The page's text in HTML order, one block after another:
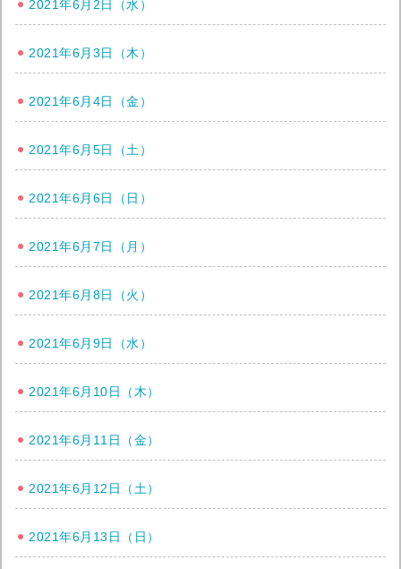
2021年6月2日（水）
2021年6月3日（木）
2021年6月4日（金）
2021年6月5日（土）
2021年6月6日（日）
2021年6月7日（月）
2021年6月8日（火）
2021年6月9日（水）
2021年6月10日（木）
2021年6月11日（金）
2021年6月12日（土）
2021年6月13日（日）